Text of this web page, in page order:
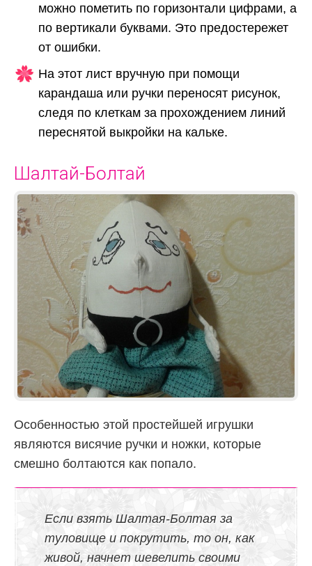
можно пометить по горизонтали цифрами, а
по вертикали буквами. Это предостережет
от ошибки.
На этот лист вручную при помощи
карандаша или ручки переносят рисунок,
следя по клеткам за прохождением линий
переснятой выкройки на кальке.
Шалтай-Болтай
Особенностью этой простейшей игрушки
являются висячие ручки и ножки, которые
смешно болтаются как попало.
Если взять Шалтая-Болтая за
туловище и покрутить, то он, как
живой, начнет шевелить своими